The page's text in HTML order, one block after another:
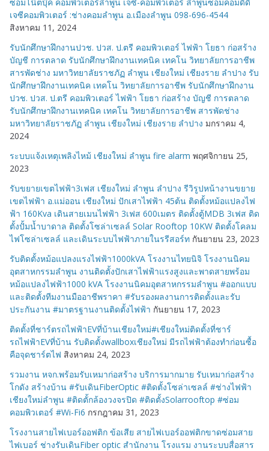
เจซีคอมพิวเตอร์ :ช่างคอมลำพูน อ.เมืองลำพูน 098-696-4544
สิงหาคม 11, 2024
รับนักศึกษาฝึกงานปวช. ปวส. ป.ตรี คอมพิวเตอร์ ไฟฟ้า โยธา ก่อสร้าง
บัญชี การตลาด รับนักศึกษาฝึกงานเทคนิค เทคโน วิทยาลัยการอาชีพ
สารพัดช่าง มหาวิทยาลัยราชภัฏ ลำพูน เชียงใหม่ เชียงราย ลำปาง รับ
นักศึกษาฝึกงานเทคนิค เทคโน วิทยาลัยการอาชีพ รับนักศึกษาฝึกงาน
ปวช. ปวส. ป.ตรี คอมพิวเตอร์ ไฟฟ้า โยธา ก่อสร้าง บัญชี การตลาด
รับนักศึกษาฝึกงานเทคนิค เทคโน วิทยาลัยการอาชีพ สารพัดช่าง
มหาวิทยาลัยราชภัฏ ลำพูน เชียงใหม่ เชียงราย ลำปาง มกราคม 4,
2024
ระบบแจ้งเหตุเพลิงไหม้ เชียงใหม่ ลำพูน fire alarm พฤศจิกายน 25,
2023
รับขยายเขตไฟฟ้า3เฟส เชียงใหม่ ลำพูน ลำปาง รีวิรูปหน้างานขยาย
เขตไฟฟ้า อ.แม่ออน เชียงใหม่ ปักเสาไฟฟ้า 45ต้น ติดตั้งหม้อแปลงไฟ
ฟ้า 160Kva เดินสายเมนไฟฟ้า 3เฟส 600เมตร ติดตั้งตู้MDB 3เฟส ติด
ตั้งปั้มน้ำบาดาล ติดตั้งโซล่าเซลล์ Solar Rooftop 10KW ติดตั้งโคลม
ไฟโซล่าเซลล์ และเดินระบบไฟฟ้าภายในรรีสอร์ท กันยายน 23, 2023
รับติดตั้งหม้อแปลงแรงไฟฟ้า1000kVA โรงงานไทยนิจิ โรงงานนิคม
อุตสาหกรรมลำพูน งานติดตั้งปักเสาไฟฟ้าแรงสูงและพาดสายพร้อม
หม้อแปลงไฟฟ้า1000 kVA โรงงานนิคมอุตสาหกรรมลำพูน #ออกแบบ
และติดตั้งทีมงานมืออาชีพราคา #รับรองผลงานการติดตั้งและรับ
ประกันงาน #มาตรฐานงานติดตั้งไฟฟ้า กันยายน 17, 2023
ติดตั้งที่ชาร์ตรถไฟฟ้าEVที่บ้านเชียงใหม่#เชียงใหม่ติดตั้งที่ชาร์
รถไฟฟ้าEVที่บ้าน รับติดตั้งwallboxเชียงใหม่ มีรถไฟฟ้าต้องทำก่อนซื้อ
คือจุดชาร์ตไฟ สิงหาคม 24, 2023
รวมงาน หจก.พร้อมรับเหมาก่อสร้าง บริการมากมาย รับเหมาก่อสร้าง
โกดัง สร้างบ้าน #รับเดินFiberOptic #ติดตั้งโซล่าเซลล์ #ช่างไฟฟ้า
เชียงใหม่ลำพูน #ติดตั้กล้องวงจรปิด #ติดตั้งSolarrooftop #ซ่อม
คอมพิวเตอร์ #Wi-Fi6 กรกฎาคม 31, 2023
โรงงานสายไฟเบอร์ออฟติก ข้อเสีย สายไฟเบอร์ออฟติกขาดซ่อมสาย
ไฟเบอร์ ช่างรับเดินFiber optic สำนักงาน โรงแรม งานระบบสื่อสาร